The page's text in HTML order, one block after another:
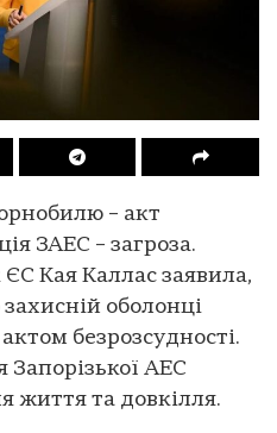
– акт
ЗАЕС – загроза.
Кая Каллас заявила,
оболонці
безрозсудності.
АЕС
життя та довкілля.